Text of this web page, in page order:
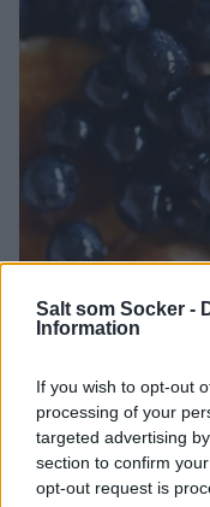
Salt som Socker -
Information
If you wish to opt-out
processing of your
targeted advertising
section to confirm
opt-out request is
Svenska blåbär är så
dom är som bäst.